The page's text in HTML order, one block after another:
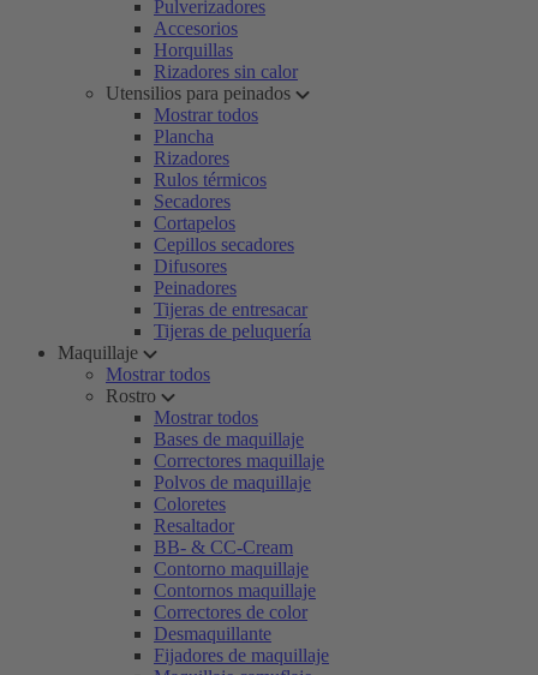
Pulverizadores
Accesorios
Horquillas
Rizadores sin calor
Utensilios para peinados
Mostrar todos
Plancha
Rizadores
Rulos térmicos
Secadores
Cortapelos
Cepillos secadores
Difusores
Peinadores
Tijeras de entresacar
Tijeras de peluquería
Maquillaje
Mostrar todos
Rostro
Mostrar todos
Bases de maquillaje
Correctores maquillaje
Polvos de maquillaje
Coloretes
Resaltador
BB- & CC-Cream
Contorno maquillaje
Contornos maquillaje
Correctores de color
Desmaquillante
Fijadores de maquillaje